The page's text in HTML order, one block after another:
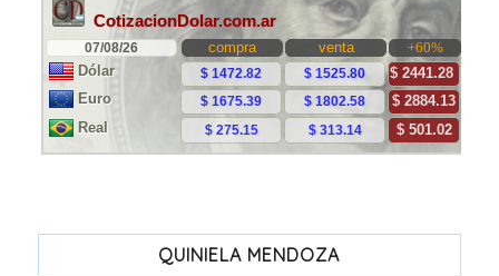
QUINIELA MENDOZA